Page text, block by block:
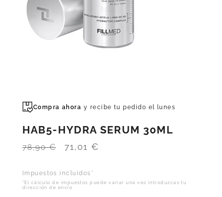
Compra ahora y recibe tu pedido el lunes
HAB5-HYDRA SERUM 30ML
78,90€
El
original
era:
71,01€
Impuestos incluidos*
*El cálculo de impuestos puede variar una vez introduzcas tu
dirección de envío